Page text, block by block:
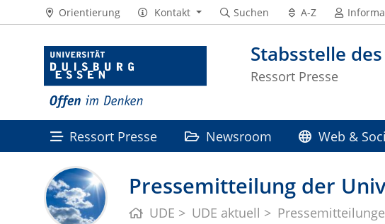
Stabsstelle
Ressort Presse
Orientierung Kontakt Suchen A-Z
Ressort Presse Newsroom Web &
Pressemitteilung der
UDE UDE aktuell